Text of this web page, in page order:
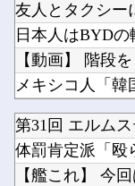
第31回 エルム